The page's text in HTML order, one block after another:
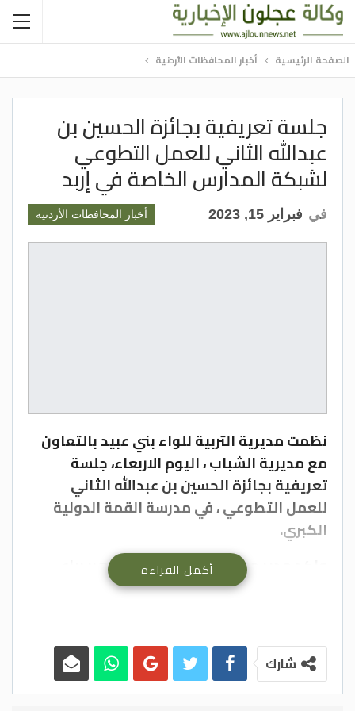
الصفحة الرئيسية أخبار المحافظات الأردنية
جلسة تعريفية بجائزة الحسين بن
عبدالله الثاني للعمل التطوعي
لشبكة المدارس الخاصة في إربد
أخبار المحافظات الأردنية في فبراير 15, 2023
نظمت مديرية التربية للواء بني عبيد بالتعاون
مع مديرية الشباب ، اليوم الاربعاء، جلسة
تعريفية بجائزة الحسين بن عبدالله الثاني
للعمل التطوعي ، في مدرسة القمة الدولية
الكبري.
واكد مدير مديرية التربية الدكتور زهير رباعي،
خلال الجلسة ان العمل التطوعي يُسهم في نشر
مساعدتهم قدر الإمكان وإتاحة الفرصة للطلاب
خاصة لأن يقوم بنفسه بتنفيذ مختلف الأعمال
التطوعية التي تنمي شعوره بالمسؤولية وأداء
أكمل القراءة
شارك